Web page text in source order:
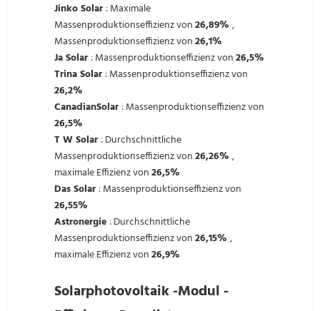
Jinko Solar : Maximale
Massenproduktionseffizienz von26,89% ,
Massenproduktionseffizienz von26,1%
Ja Solar : Massenproduktionseffizienz von26,5%
Trina Solar : Massenproduktionseffizienz von
26,2%
CanadianSolar : Massenproduktionseffizienz von
26,5%
TW Solar : Durchschnittliche
Massenproduktionseffizienz von26,26% ,
maximale Effizienz von26,5%
Das Solar : Massenproduktionseffizienz von
26,55%
Astronergie : Durchschnittliche
Massenproduktionseffizienz von26,15% ,
maximale Effizienz von26,9%
Solarphotovoltaik -Modul -